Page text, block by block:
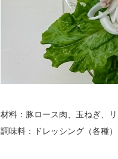
材料：豚ロース肉、玉ねぎ、
調味料：ドレッシング（各種